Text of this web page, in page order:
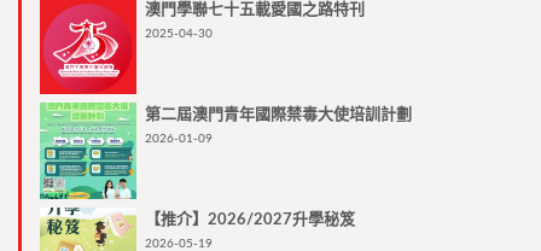
澳門學聯七十五載愛國之路特刊
2025-04-30
第二屆澳門青年國際禁毒大使培訓計劃
2026-01-09
【推介】2026/2027升學秘笈
2026-05-19